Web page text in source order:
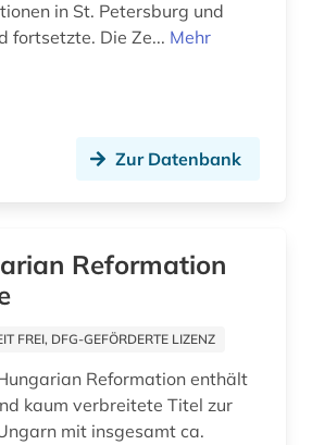
Mecklenburg-Vorpommern (1)
Ostmitteleuropa (3)
in St. Petersburg und
fortsetzte. Die Ze... Mehr
Zur Datenbank
Reformation
FREI, DFG-GEFÖRDERTE LIZENZ
Reformation enthält
kaum verbreitete Titel zur
mit insgesamt ca.